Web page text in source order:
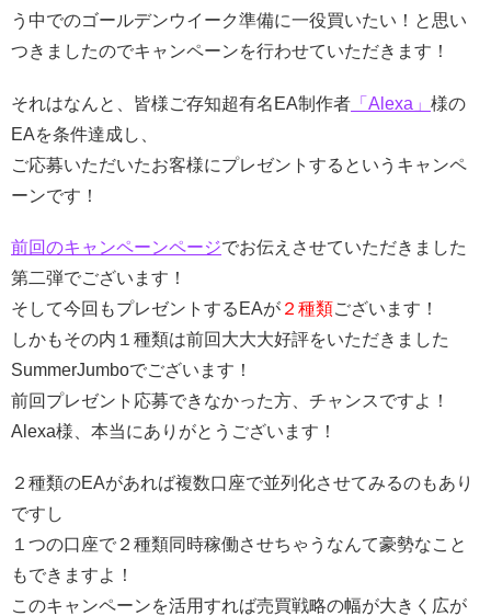
う中でのゴールデンウイーク準備に一役買いたい！と思い
つきましたのでキャンペーンを行わせていただきます！
それはなんと、皆様ご存知超有名EA制作者 「Alexa」 様の
EAを条件達成し、
ご応募いただいたお客様にプレゼントするというキャンペ
ーンです！
前回のキャンペーンページでお伝えさせていただきました
第二弾でございます！
そして今回もプレゼントするEAが ２種類ございます！
しかもその内１種類は前回大大大好評をいただきました
SummerJumboでございます！
前回プレゼント応募できなかった方、チャンスですよ！
Alexa様、本当にありがとうございます！
２種類のEAがあれば複数口座で並列化させてみるのもあり
ですし
１つの口座で２種類同時稼働させちゃうなんて豪勢なこと
もできますよ！
このキャンペーンを活用すれば売買戦略の幅が大きく広が